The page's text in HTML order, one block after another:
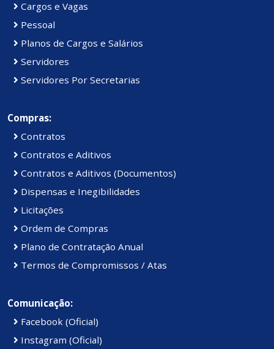
Cargos e Vagas
Pessoal
Planos de Cargos e Salários
Servidores
Servidores Por Secretarias
Compras:
Contratos
Contratos e Aditivos
Contratos e Aditivos (Documentos)
Dispensas e Inegibilidades
Licitações
Ordem de Compras
Plano de Contratação Anual
Termos de Compromissos / Atas
Comunicação:
Facebook (Oficial)
Instagram (Oficial)